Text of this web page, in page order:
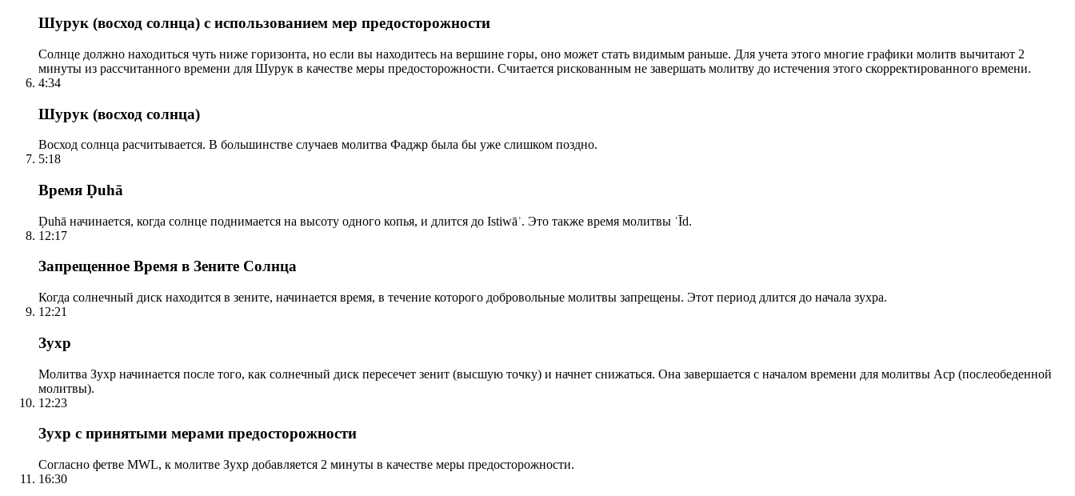
Шурук (восход солнца) с использованием мер предосторожности
Солнце должно находиться чуть ниже горизонта, но если вы находитесь на вершине горы, оно может стать видимым раньше. Для учета этого многие графики молитв вычитают 2
минуты из рассчитанного времени для Шурук в качестве меры предосторожности. Считается рискованным не завершать молитву до истечения этого скорректированного времени.
4:34
Шурук (восход солнца)
Восход солнца расчитывается. В большинстве случаев молитва Фаджр была бы уже слишком поздно.
5:18
Время Ḍuhā
Ḍuhā начинается, когда солнце поднимается на высоту одного копья, и длится до Istiwāʾ. Это также время молитвы ʿĪd.
12:17
Запрещенное Время в Зените Солнца
Когда солнечный диск находится в зените, начинается время, в течение которого добровольные молитвы запрещены. Этот период длится до начала зухра.
12:21
Зухр
Молитва Зухр начинается после того, как солнечный диск пересечет зенит (высшую точку) и начнет снижаться. Она завершается с началом времени для молитвы Аср (послеобеденной
молитвы).
12:23
Зухр с принятыми мерами предосторожности
Согласно фетве MWL, к молитве Зухр добавляется 2 минуты в качестве меры предосторожности.
16:30